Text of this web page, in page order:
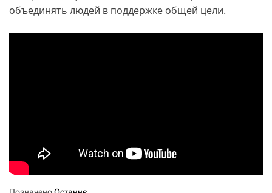
объединять людей в поддержке общей цели.